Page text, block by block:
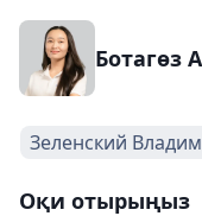
Ботагөз
Зеленский
Оқи отырыңыз